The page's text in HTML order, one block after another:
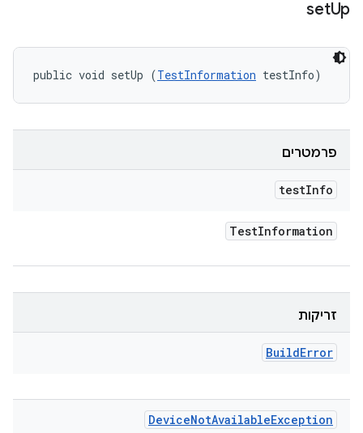
setUp
public void setUp (TestInformation testInfo)
פרמטרים
testInfo
TestInformation
זריקות
BuildError
DeviceNotAvailableException